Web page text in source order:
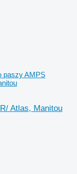
paszy AMPS
Atlas, Manitou